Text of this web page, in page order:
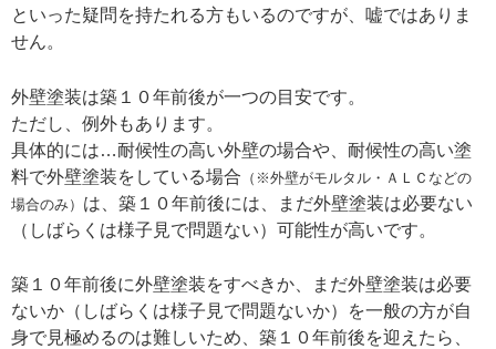
といった疑問を持たれる方もいるのですが、嘘ではありま
せん。
外壁塗装は築１０年前後が一つの目安です。
ただし、例外もあります。
具体的には…耐候性の高い外壁の場合や、耐候性の高い塗
料で外壁塗装をしている場合 （※外壁がモルタル・ＡＬＣなどの
場合のみ） は、築１０年前後には、まだ外壁塗装は必要ない
（しばらくは様子見で問題ない）可能性が高いです。
築１０年前後に外壁塗装をすべきか、まだ外壁塗装は必要
ないか（しばらくは様子見で問題ないか）を一般の方が自
身で見極めるのは難しいため、築１０年前後を迎えたら、